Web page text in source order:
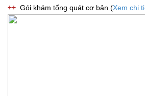
++ Gói khám tổng quát cơ bản (Xem chi